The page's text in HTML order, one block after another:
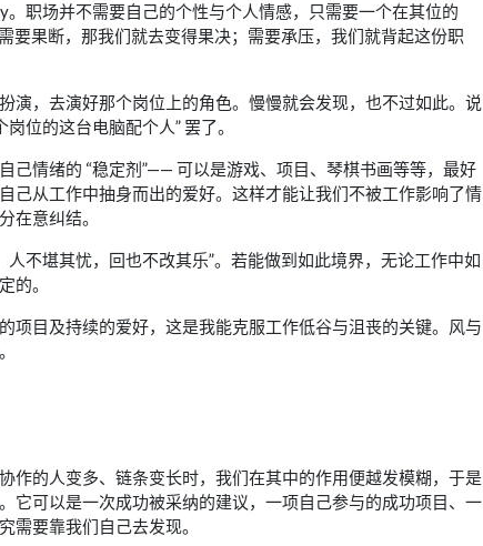
。职场并不需要自己的个性与个人情感，只需要一个在其位的
要果断，那我们就去变得果决；需要承压，我们就背起这份职
演，去演好那个岗位上的角色。慢慢就会发现，也不过如此。说
位的这台电脑配个人” 罢了。
己情绪的 “稳定剂”—— 可以是游戏、项目、琴棋书画等等，最好
己从工作中抽身而出的爱好。这样才能让我们不被工作影响了情
在意纠结。
人不堪其忧，回也不改其乐”。若能做到如此境界，无论工作中如
的。
项目及持续的爱好，这是我能克服工作低谷与沮丧的关键。风与
作的人变多、链条变长时，我们在其中的作用便越发模糊，于是
它可以是一次成功被采纳的建议，一项自己参与的成功项目、一
需要靠我们自己去发现。